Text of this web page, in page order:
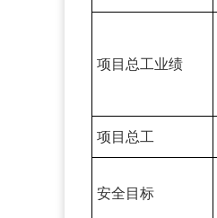
项目总工业绩
项目总工
安全目标